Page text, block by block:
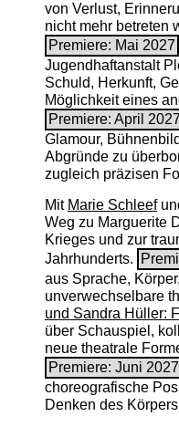
von Verlust,
nicht mehr betreten
Premiere: Mai 2027
Jugendhaftanstalt
Schuld, Herkunft,
Möglichkeit eines
Premiere: April 2027
Glamour,
Abgründe zu
zugleich präzisen
Mit Marie Schleef
Weg zu Marguerite
Krieges und zur
Jahrhunderts.
aus Sprache,
unverwechselbare
und Sandra Hüller:
über Schauspiel,
neue theatrale
Premiere: Juni 2027
choreografische
Denken des